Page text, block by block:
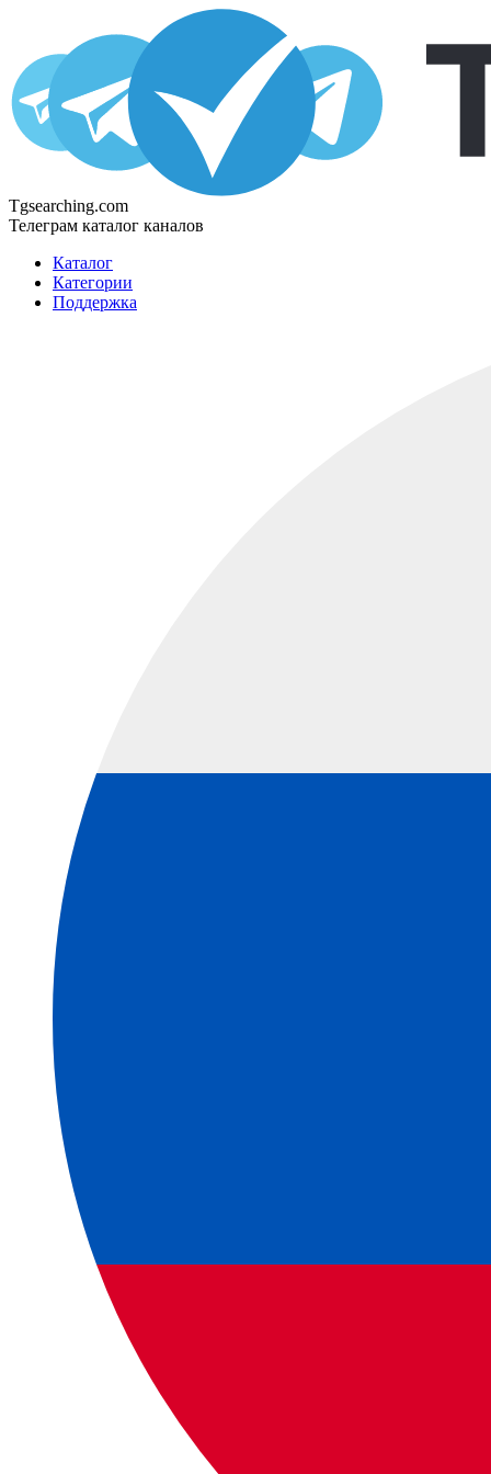
Tgsearching.com
Телеграм каталог каналов
Каталог
Категории
Поддержка